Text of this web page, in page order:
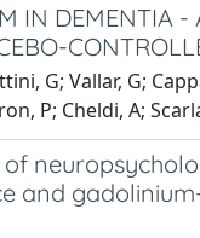
IN DEMENTIA -
G; Vallar, G;
P; Cheldi, A;
and